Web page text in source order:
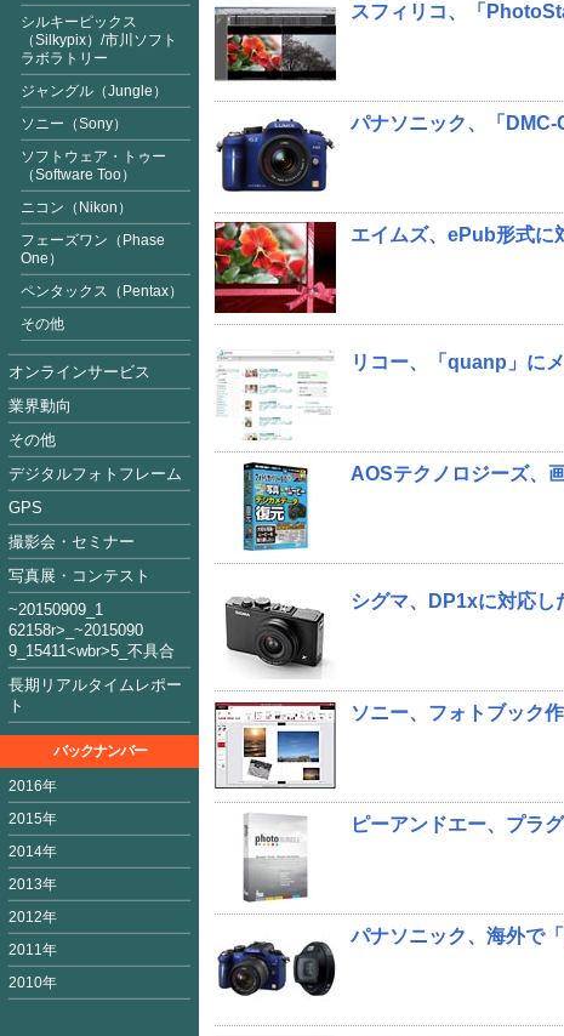
スフィリコ、「
パナソニック、「
エイムズ、ePub形式に
リコー、「quanp」に
AOSテクノロジーズ、
シグマ、DP1xに対応
ソニー、フォトブック
ピーアンドエー、プラ
パナソニック、海外で
シルキーピックス
（Silkypix）/市川ソフト
ラボラトリー
ジャングル（Jungle）
ソニー（Sony）
ソフトウェア・トゥー
（Software Too）
ニコン（Nikon）
フェーズワン（Phase
One）
ペンタックス（Pentax）
その他
オンラインサービス
業界動向
その他
デジタルフォトフレーム
GPS
撮影会・セミナー
写真展・コンテスト
~20150909_1
62158r>_~2015090
9_15411<wbr>5_不具合
長期リアルタイムレポー
ト
バックナンバー
2016年
2015年
2014年
2013年
2012年
2011年
2010年